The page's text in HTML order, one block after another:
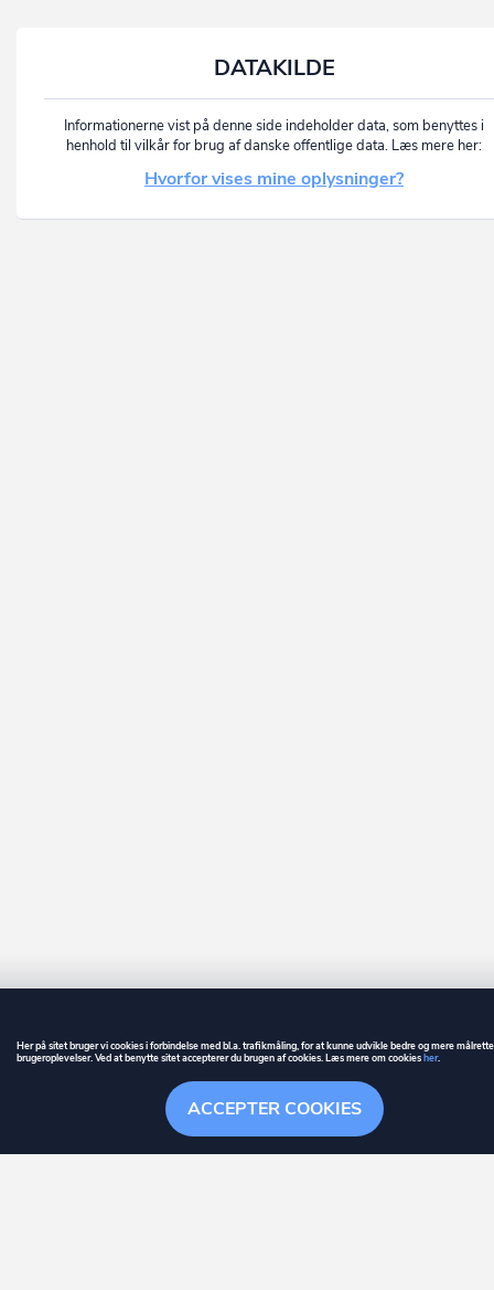
Søgehistorik Menu
DATAKILDE
Informationerne vist på denne side indeholder data, som benyttes i
henhold til vilkår for brug af danske offentlige data. Læs mere her:
Hvorfor vises mine oplysninger?
er et registreret varemærke tilhørende ownr ApS – CVR nr.: 36 40 88
Stationsparken 26. 2., 2600 Glostrup, info@ownr.dk
ACCEPTER COOKIES
Her på sitet bruger vi cookies i forbindelse med bl.a. trafikmåling, for at kunne udvikle bedre og mere
brugeroplevelser. Ved at benytte sitet accepterer du brugen af cookies. Læs mere om cookiesher.